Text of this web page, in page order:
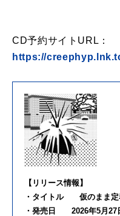
CD予約サイトURL：
https://
【リリース情報】
・タイトル 仮のまま定
・発売日 2026年5月27